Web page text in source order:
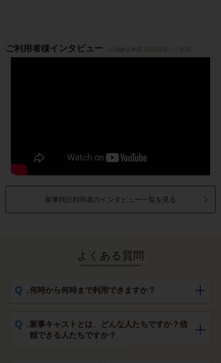
ご利用者様インタビュー （お掃除/お料理 月2回定期でご利用）
家事代行利用者のインタビュー一覧を見る
よくある質問
何時から何時まで利用できますか？
家事キャストとは、どんな人たちですか？信
頼できる人たちですか？